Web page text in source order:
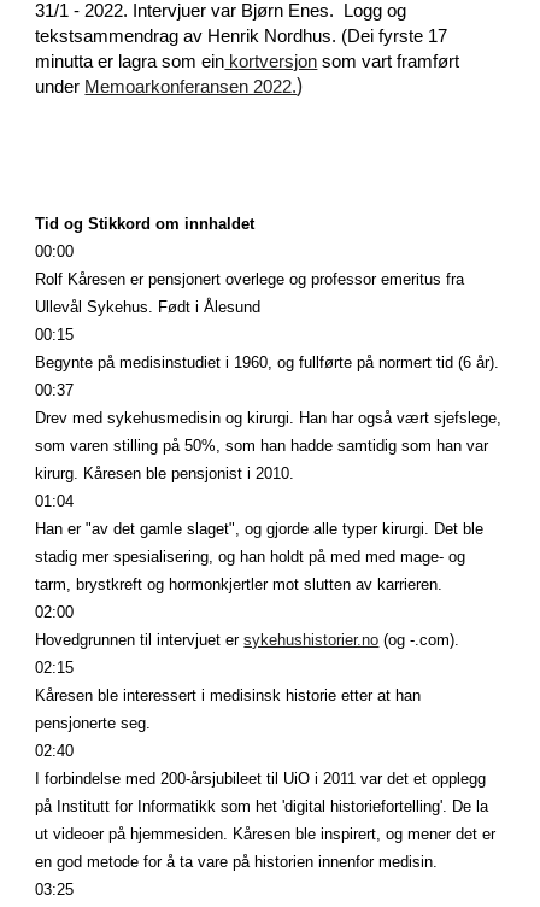
31/1 - 2022. Intervjuer var Bjørn Enes.  Logg og
tekstsammendrag av Henrik Nordhus. (Dei fyrste 17
minutta er lagra som ein kortversjon som vart framført
under Memoarkonferansen 2022.)
Tid og Stikkord om innhaldet
00:00
Rolf Kåresen er pensjonert overlege og professor emeritus fra
Ullevål Sykehus. Født i Ålesund
00:15
Begynte på medisinstudiet i 1960, og fullførte på normert tid (6 år).
00:37
Drev med sykehusmedisin og kirurgi. Han har også vært sjefslege,
som varen stilling på 50%, som han hadde samtidig som han var
kirurg. Kåresen ble pensjonist i 2010.
01:04
Han er "av det gamle slaget", og gjorde alle typer kirurgi. Det ble
stadig mer spesialisering, og han holdt på med med mage- og
tarm, brystkreft og hormonkjertler mot slutten av karrieren.
02:00
Hovedgrunnen til intervjuet er sykehushistorier.no (og -.com).
02:15
Kåresen ble interessert i medisinsk historie etter at han
pensjonerte seg.
02:40
I forbindelse med 200-årsjubileet til UiO i 2011 var det et opplegg
på Institutt for Informatikk som het 'digital historiefortelling'. De la
ut videoer på hjemmesiden. Kåresen ble inspirert, og mener det er
en god metode for å ta vare på historien innenfor medisin.
03:25